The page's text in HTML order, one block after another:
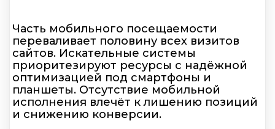
Часть мобильного посещаемости
переваливает половину всех визитов
сайтов. Искательные системы
приоритезируют ресурсы с надёжной
оптимизацией под смартфоны и
планшеты. Отсутствие мобильной
исполнения влечёт к лишению позиций
и снижению конверсии.